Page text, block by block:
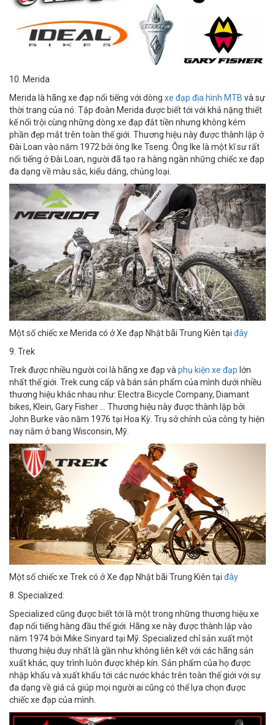
10. Merida
Merida là hãng xe đạp nổi tiếng với dòng xe đạp địa hình MTB và sự
thời trang của nó. Tập đoàn Merida được biết tới với khả nặng thiết
kế nổi trội cùng những dòng xe đạp đắt tiền nhưng không kém
phần đẹp mắt trên toàn thế giới. Thương hiệu này được thành lập ở
Đài Loan vào năm 1972 bởi ông Ike Tseng. Ông Ike là một kĩ sư rất
nổi tiếng ở Đài Loan, người đã tạo ra hàng ngàn những chiếc xe đạp
đa dạng về màu sắc, kiểu dáng, chủng loại.
Một số chiếc xe Merida có ở Xe đạp Nhật bãi Trung Kiên tại đây
9. Trek
Trek được nhiều người coi là hãng xe đạp và phụ kiện xe đạp lớn
nhất thế giới. Trek cung cấp và bán sản phẩm của mình dưới nhiều
thương hiệu khác nhau như: Electra Bicycle Company, Diamant
bikes, Klein, Gary Fisher ... Thương hiệu này được thành lập bởi
John Burke vào năm 1976 tại Hoa Kỳ. Trụ sở chính của công ty hiện
nay nằm ở bang Wisconsin, Mỹ.
Một số chiếc xe Trek có ở Xe đạp Nhật bãi Trung Kiên tại đây
8. Specialized:
Specialized cũng được biết tới là một trong những thương hiệu xe
đạp nổi tiếng hàng đầu thế giới. Hãng xe này được thành lập vào
năm 1974 bởi Mike Sinyard tại Mỹ. Specialized chỉ sản xuất một
thương hiệu duy nhất là gần như không liên kết với các hãng sản
xuất khác, quy trình luôn được khép kín. Sản phẩm của họ được
nhập khẩu và xuất khẩu tới các nước khác trên toàn thế giới với sự
đa dạng về giá cả giúp mọi người ai cũng có thể lựa chọn được
chiếc xe đạp của mình.